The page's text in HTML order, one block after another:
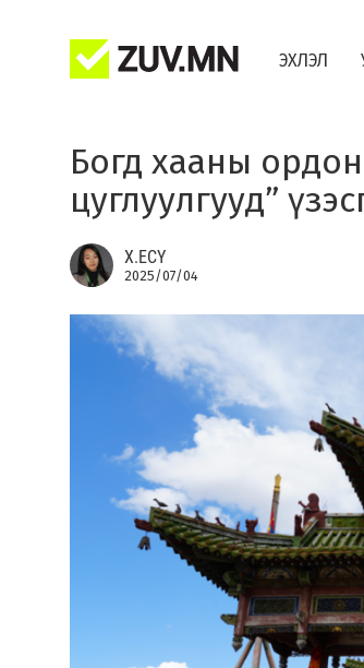
ЭХЛЭЛ
Богд хааны
цуглуулгууд”
Х.ЕСҮ
2025/07/04